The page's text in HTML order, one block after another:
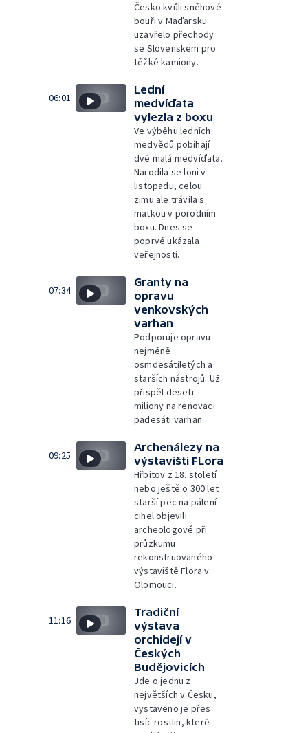
Česko kvůli sněhové
bouři v Maďarsku
uzavřelo přechody
se Slovenskem pro
těžké kamiony.
06:01
Lední
medvíďata
vylezla z boxu
Ve výběhu ledních
medvědů pobíhají
dvě malá medvíďata.
Narodila se loni v
listopadu, celou
zimu ale trávila s
matkou v porodním
boxu. Dnes se
poprvé ukázala
veřejnosti.
07:34
Granty na
opravu
venkovských
varhan
Podporuje opravu
nejméně
osmdesátiletých a
starších nástrojů. Už
přispěl deseti
miliony na renovaci
padesáti varhan.
09:25
Archenálezy na
výstavišti FLora
Hřbitov z 18. století
nebo ještě o 300 let
starší pec na pálení
cihel objevili
archeologové při
průzkumu
rekonstruovaného
výstaviště Flora v
Olomouci.
11:16
Tradiční
výstava
orchidejí v
Českých
Budějovicích
Jde o jednu z
největších v Česku,
vystaveno je přes
tisíc rostlin, které